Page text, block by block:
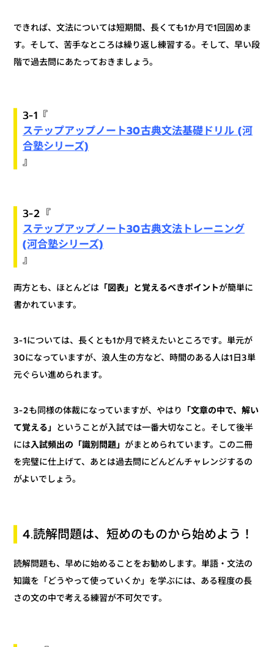
できれば、文法については短期間、長くても1か月で1回固めま
す。そして、苦手なところは繰り返し練習する。そして、早い段
階で過去問にあたっておきましょう。
3-1『
ステップアップノート30古典文法基礎ドリル (河
合塾シリーズ)
』
3-2『
ステップアップノート30古典文法トレーニング
(河合塾シリーズ)
』
両方とも、ほとんどは 「図表」と覚えるべきポイントが簡単に
書かれています。
3-1については、長くとも1か月で終えたいところです。単元が
30になっていますが、浪人生の方など、時間のある人は1日3単
元ぐらい進められます。
3-2も同様の体裁になっていますが、やはり 「文章の中で、解い
て覚える」 ということが入試では一番大切なこと。そして後半
には入試頻出の「識別問題」がまとめられています。この二冊
を完璧に仕上げて、あとは過去問にどんどんチャレンジするの
がよいでしょう。
4.読解問題は、短めのものから始めよう！
読解問題も、早めに始めることをお勧めします。単語・文法の
知識を「どうやって使っていくか」を学ぶには、ある程度の長
さの文の中で考える練習が不可欠です。